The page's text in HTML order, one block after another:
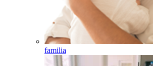
familia